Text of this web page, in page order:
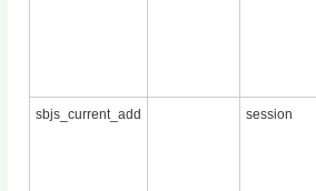
sbjs_current_add session